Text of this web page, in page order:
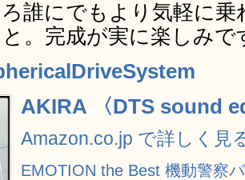
誰にでもより気軽に
。完成が実に楽しみで
AKIRA 〈DTS sound
Amazon.co.jp で詳しく見
EMOTION the Best 機動警察